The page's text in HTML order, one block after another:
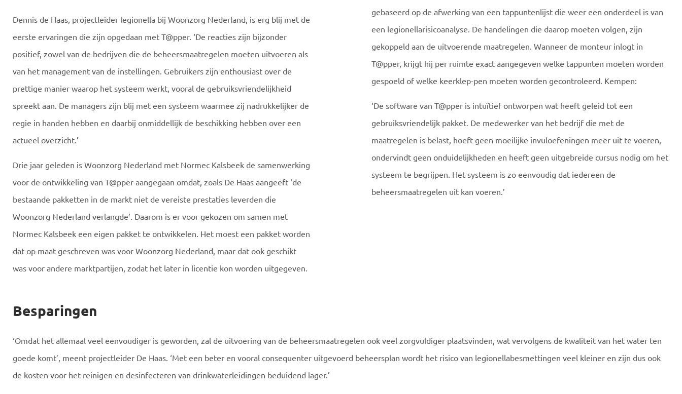
Dennis de Haas, projectleider legionella bij Woonzorg Nederland, is erg blij met de
eerste ervaringen die zijn opgedaan met T@pper. ‘De reacties zijn bijzonder
positief, zowel van de bedrijven die de beheersmaatregelen moeten uitvoeren als
van het management van de instellingen. Gebruikers zijn enthousiast over de
prettige manier waarop het systeem werkt, vooral de gebruiksvriendelijkheid
spreekt aan. De managers zijn blij met een systeem waarmee zij nadrukkelijker de
regie in handen hebben en daarbij onmiddellijk de beschikking hebben over een
actueel overzicht.’
Drie jaar geleden is Woonzorg Nederland met Normec Kalsbeek de samenwerking
voor de ontwikkeling van T@pper aangegaan omdat, zoals De Haas aangeeft ‘de
bestaande pakketten in de markt niet de vereiste prestaties leverden die
Woonzorg Nederland verlangde’. Daarom is er voor gekozen om samen met
Normec Kalsbeek een eigen pakket te ontwikkelen. Het moest een pakket worden
dat op maat geschreven was voor Woonzorg Nederland, maar dat ook geschikt
was voor andere marktpartijen, zodat het later in licentie kon worden uitgegeven.
gebaseerd op de afwerking van een tappuntenlijst die weer een onderdeel is van
een legionellarisicoanalyse. De handelingen die daarop moeten volgen, zijn
gekoppeld aan de uitvoerende maatregelen. Wanneer de monteur inlogt in
T@pper, krijgt hij per ruimte exact aangegeven welke tappunten moeten worden
gespoeld of welke keerklep-pen moeten worden gecontroleerd. Kempen:
‘De software van T@pper is intuïtief ontworpen wat heeft geleid tot een
gebruiksvriendelijk pakket. De medewerker van het bedrijf die met de
maatregelen is belast, hoeft geen moeilijke invuloefeningen meer uit te voeren,
ondervindt geen onduidelijkheden en heeft geen uitgebreide cursus nodig om het
systeem te begrijpen. Het systeem is zo eenvoudig dat iedereen de
beheersmaatregelen uit kan voeren.’
Besparingen
‘Omdat het allemaal veel eenvoudiger is geworden, zal de uitvoering van de beheersmaatregelen ook veel zorgvuldiger plaatsvinden, wat vervolgens de kwaliteit van het water ten
goede komt’, meent projectleider De Haas. ‘Met een beter en vooral consequenter uitgevoerd beheersplan wordt het risico van legionellabesmettingen veel kleiner en zijn dus ook
de kosten voor het reinigen en desinfecteren van drinkwaterleidingen beduidend lager.’